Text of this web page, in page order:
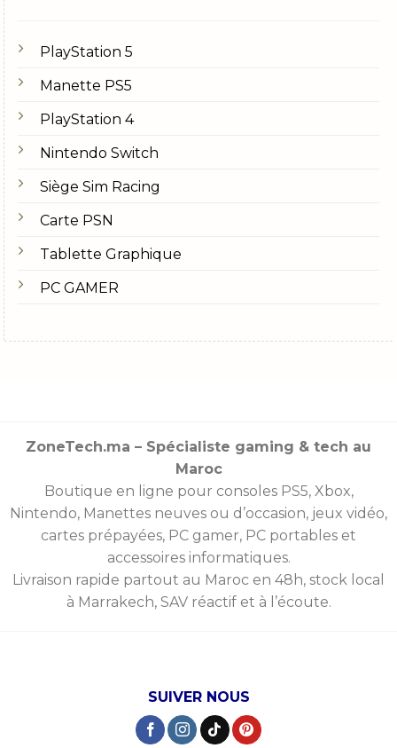
PlayStation 5
Manette PS5
PlayStation 4
Nintendo Switch
Siège Sim Racing
Carte PSN
Tablette Graphique
PC GAMER
ZoneTech.ma – Spécialiste gaming & tech au
Maroc
Boutique en ligne pour consoles PS5, Xbox,
Nintendo, Manettes neuves ou d’occasion, jeux vidéo,
cartes prépayées, PC gamer, PC portables et
accessoires informatiques.
Livraison rapide partout au Maroc en 48h, stock local
à Marrakech, SAV réactif et à l’écoute.
SUIVER NOUS